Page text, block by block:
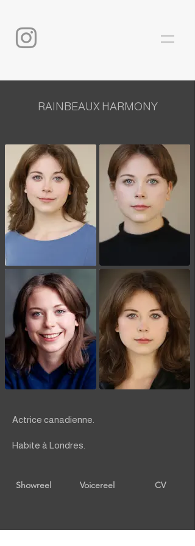
RAINBEAUX HARMONY
Actrice canadienne.
Habite à Londres.
Showreel Voicereel CV